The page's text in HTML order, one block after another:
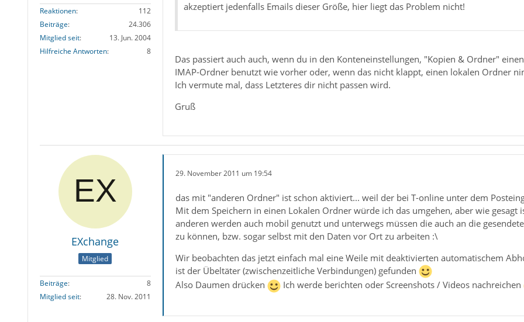
Reaktionen
112
Beiträge
24.306
Mitglied seit
13. Jun. 2004
Hilfreiche Antworten
8
akzeptiert jedenfalls Emails dieser Größe, hier liegt das Problem nicht!
Das passiert auch auch, wenn du in den Konteneinstellungen, "Kopien & Ordner"
IMAP-Ordner benutzt wie vorher oder, wenn das nicht klappt, einen lokalen Ordner
Ich vermute mal, dass Letzteres dir nicht passen wird.
Gruß
EXchange
Mitglied
Beiträge
8
Mitglied seit
28. Nov. 2011
29. November 2011 um 19:54
das mit "anderen Ordner" ist schon aktiviert... weil der bei T-online unter dem
Mit dem Speichern in einen Lokalen Ordner würde ich das umgehen, aber wie
anderen werden auch mobil genutzt und unterwegs müssen die auch an die
zu können, bzw. sogar selbst mit den Daten vor Ort zu arbeiten :\
Wir beobachten das jetzt einfach mal eine Weile mit deaktivierten automatischem
ist der Übeltäter (zwischenzeitliche Verbindungen) gefunden
Also Daumen drücken
Ich werde berichten oder Screenshots / Videos nachreichen